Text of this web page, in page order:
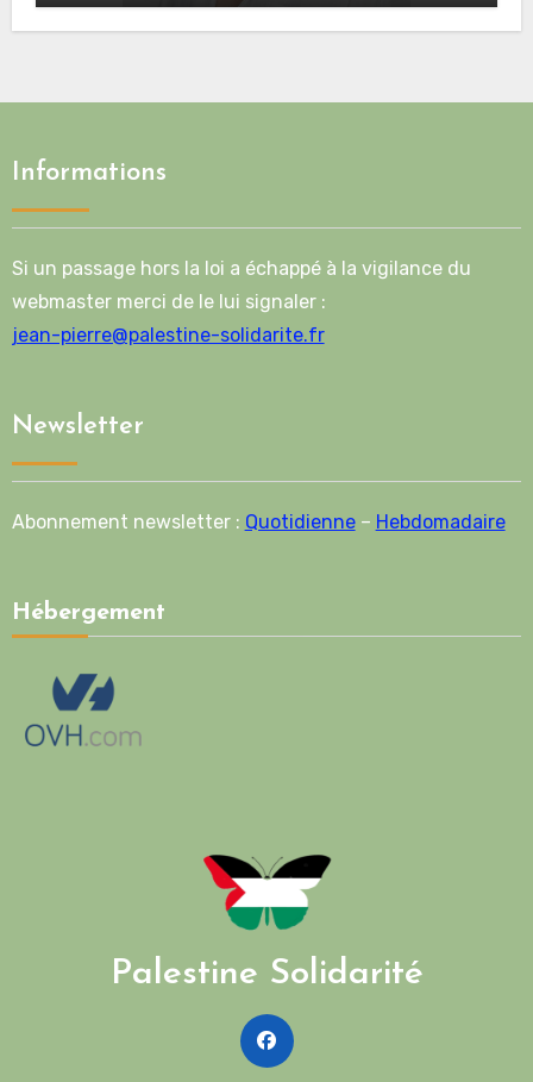
Informations
Si un passage hors la loi a échappé à la vigilance du
webmaster merci de le lui signaler :
jean-pierre@palestine-solidarite.fr
Newsletter
Abonnement newsletter : Quotidienne– Hebdomadaire
Hébergement
Palestine Solidarité